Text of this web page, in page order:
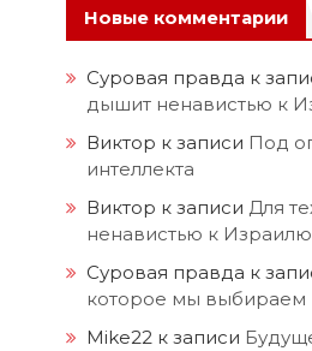
Новые комментарии
Суровая правда к
дышит ненавистью к
Виктор к записи Под
интеллекта
Виктор к записи Для
ненавистью к Израилю
Суровая правда к
которое мы выбираем
Mike22 к записи